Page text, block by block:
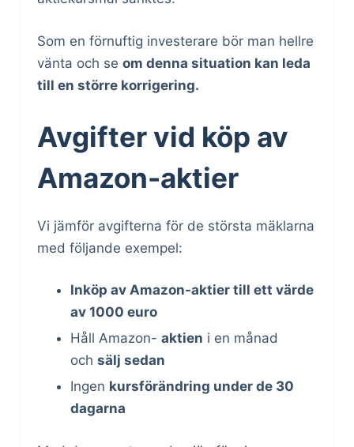
Som en förnuftig investerare bör man hellre
vänta och se om denna situation kan leda
till en större korrigering.
Avgifter vid köp av
Amazon-aktier
Vi jämför avgifterna för de största mäklarna
med följande exempel:
Inköp av Amazon-aktier till ett värde
av 1000 euro
Håll Amazon-aktien i en månad
ochsälj sedan
Ingen kursförändring under de 30
dagarna